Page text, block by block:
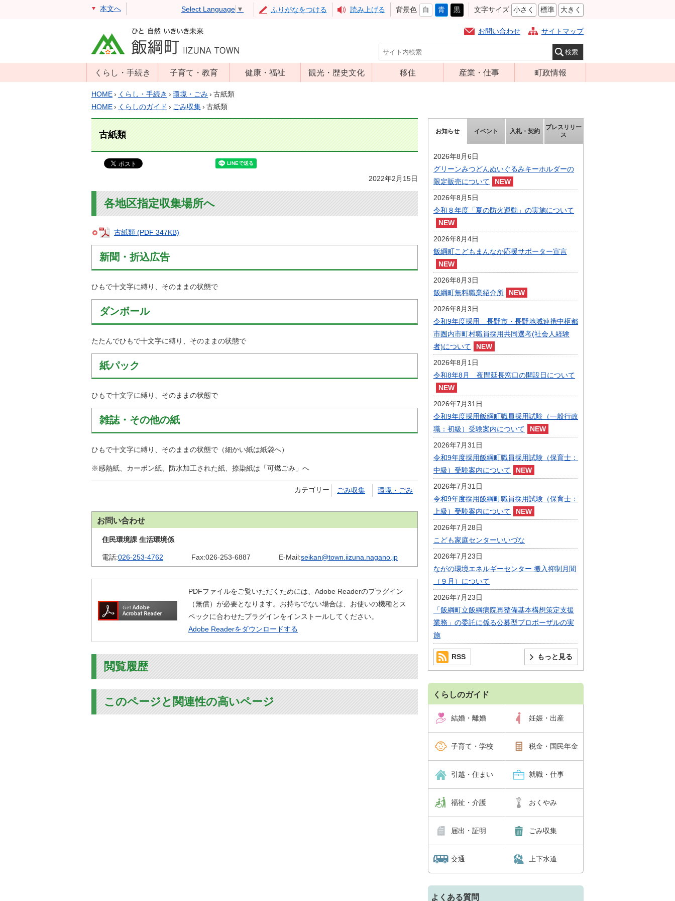
本文へ Select Language ▼ ふりがなをつける 読み上げる 背景色 白 青 黒 文字サイズ 小さく 標準 大きく
お問い合わせ サイトマップ
くらし・手続き
戸籍・住民票・
印鑑証明
住民登録
戸籍届出
マイナンバー
届出
年金・保険
住まい・土地
環境・ゴミ
上下水道
交通・道路
安全・防犯
ペット・動物
子育て・教育
年齢別子育て情
報
子育て支援
生涯学習
学校教育・奨学
人権・平和啓発
健康・福祉
保健・医療
予防接種
観光・歴史文化
ジアム
移住 産業・仕事
就労支援
商工業振興
農林業振興
届出・証明・法
令・規制
企業の税金
入札・契約
指定管理者制度
人材募集
町政情報
庁舎案内
施策・計画
都市整備
選挙
統計・人口
広報・広聴
HOME› くらし・手続き › 環境・ごみ› 古紙類
HOME› くらしのガイド › ごみ収集› 古紙類
古紙類
2022年2月15日
各地区指定収集場所へ
古紙類 (PDF 347KB)
新聞・折込広告
ひもで十文字に縛り、そのままの状態で
ダンボール
たたんでひもで十文字に縛り、そのままの状態で
紙パック
ひもで十文字に縛り、そのままの状態で
雑誌・その他の紙
ひもで十文字に縛り、そのままの状態で（細かい紙は紙袋へ）
※感熱紙、カーボン紙、防水加工された紙、捺染紙は「可燃ごみ」へ
カテゴリー ごみ収集 環境・ごみ
お問い合わせ
住民環境課 生活環境係
電話:026-253-4762 Fax:026-253-6887 E-Mail:seikan@town.iizuna.nagano.jp
PDFファイルをご覧いただくためには、Adobe Readerのプラグイン
（無償）が必要となります。お持ちでない場合は、お使いの機種とス
ペックに合わせたプラグインをインストールしてください。
Adobe Readerをダウンロードする
閲覧履歴
このページと関連性の高いページ
お知らせ イベント 入札・契約
プレスリリー
ス
2026年8月6日
グリーンみつどんぬいぐるみキーホルダーの
限定販売について
2026年8月5日
令和８年度「夏の防火運動」の実施について
2026年8月4日
飯綱町こどもまんなか応援サポーター宣言
2026年8月3日
飯綱町無料職業紹介所
2026年8月3日
令和9年度採用 長野市・長野地域連携中枢都
市圏内市町村職員採用共同選考(社会人経験
者)について
2026年8月1日
令和8年8月 夜間延長窓口の開設日について
2026年7月31日
令和9年度採用飯綱町職員採用試験（一般行政
職：初級）受験案内について
2026年7月31日
令和9年度採用飯綱町職員採用試験（保育士：
中級）受験案内について
2026年7月31日
令和9年度採用飯綱町職員採用試験（保育士：
上級）受験案内について
2026年7月28日
こども家庭センターいいづな
2026年7月23日
ながの環境エネルギーセンター 搬入抑制月間
（９月）について
2026年7月23日
「飯綱町立飯綱病院再整備基本構想策定支援
業務」の委託に係る公募型プロポーザルの実
施
もっと見る
RSS
くらしのガイド
結婚・離婚 妊娠・出産
子育て・学校 税金・国民年金
引越・住まい 就職・仕事
福祉・介護 おくやみ
届出・証明 ごみ収集
交通 上下水道
よくある質問